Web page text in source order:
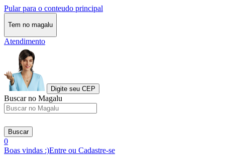
Pular para o conteudo principal
Tem no magalu
Atendimento
Digite seu CEP
Buscar no Magalu
Buscar
0
Boas vindas :)Entre ou Cadastre-se